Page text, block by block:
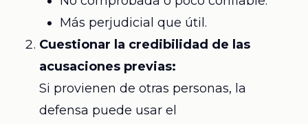
Más perjudicial que útil.
Cuestionar la credibilidad de las
acusaciones previas:
Si provienen de otras personas, la
defensa puede usar el